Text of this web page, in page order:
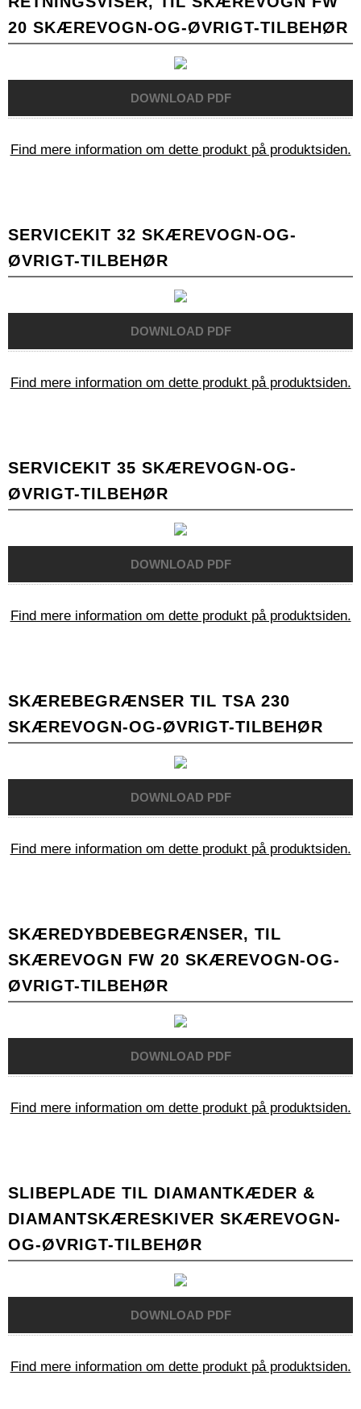
20 SKÆREVOGN-OG-ØVRIGT-TILBEHØR
Find mere information om dette produkt på produktsiden.
SERVICEKIT 32 SKÆREVOGN-OG-
ØVRIGT-TILBEHØR
Find mere information om dette produkt på produktsiden.
SERVICEKIT 35 SKÆREVOGN-OG-
ØVRIGT-TILBEHØR
Find mere information om dette produkt på produktsiden.
SKÆREBEGRÆNSER TIL TSA 230
SKÆREVOGN-OG-ØVRIGT-TILBEHØR
Find mere information om dette produkt på produktsiden.
SKÆREDYBDEBEGRÆNSER, TIL
SKÆREVOGN FW 20 SKÆREVOGN-OG-
ØVRIGT-TILBEHØR
Find mere information om dette produkt på produktsiden.
SLIBEPLADE TIL DIAMANTKÆDER &
DIAMANTSKÆRESKIVER SKÆREVOGN-
OG-ØVRIGT-TILBEHØR
Find mere information om dette produkt på produktsiden.